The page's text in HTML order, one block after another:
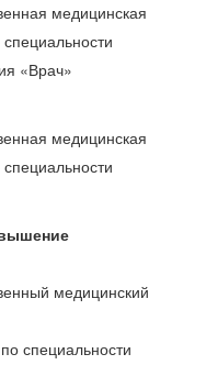
медицинская
«Врач»
медицинская
медицинский
специальности